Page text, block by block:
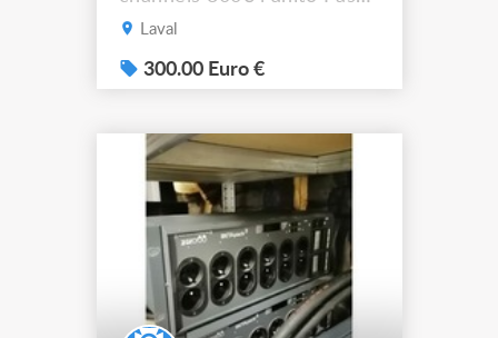
de livraison, à récupérer
Laval
300.00 Euro €